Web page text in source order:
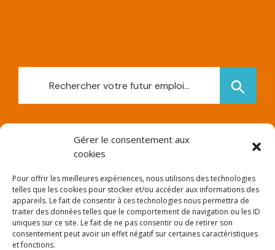
Gérer le consentement aux
cookies
Pour offrir les meilleures expériences, nous utilisons des technologies
telles que les cookies pour stocker et/ou accéder aux informations des
appareils. Le fait de consentir à ces technologies nous permettra de
traiter des données telles que le comportement de navigation ou les ID
uniques sur ce site. Le fait de ne pas consentir ou de retirer son
consentement peut avoir un effet négatif sur certaines caractéristiques
et fonctions.
Search
ACCUEIL
POURQUOI ALTER EGO ?
NOS OFFRES